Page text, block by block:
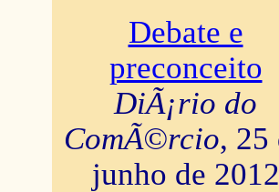
Debate e
preconceito
DiÃ¡rio do
ComÃ©rcio, 25
junho de 2012